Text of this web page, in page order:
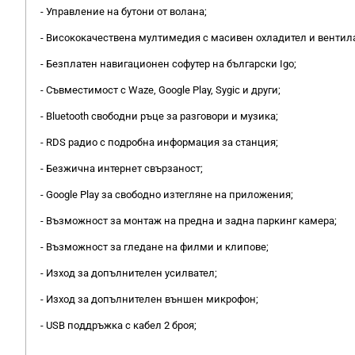
- Управление на бутони от волана;
- Висококачествена мултимедия с масивен охладител и
- Безплатен навигационен софутер на български Igo;
- Съвместимост с Waze, Google Play, Sygic и други;
- Bluetooth свободни ръце за разговори и музика;
- RDS радио с подробна информация за станция;
- Безжична интернет свързаност;
- Google Play за свободно изтегляне на приложения;
- Възможност за монтаж на предна и задна паркинг камера;
- Възможност за гледане на филми и клипове;
- Изход за допълнителен усилвател;
- Изход за допълнителен външен микрофон;
- USB поддръжка с кабел 2 броя;